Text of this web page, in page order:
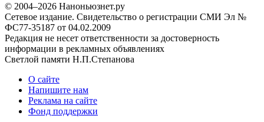
© 2004–2026 Наноньюзнет.ру
Сетевое издание. Свидетельство о регистрации СМИ Эл №
ФС77-35187 от 04.02.2009
Редакция не несет ответственности за достоверность
информации в рекламных объявлениях
Светлой памяти Н.П.Степанова
О сайте
Напишите нам
Реклама на сайте
Фонд поддержки